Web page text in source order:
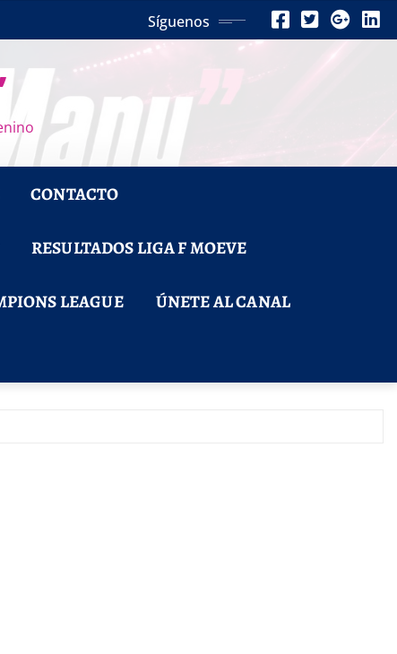
Síguenos
CONTACTO
RESULTADOS LIGA F MOEVE
LEAGUE ÚNETE AL CANAL